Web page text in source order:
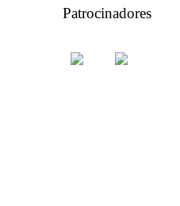
Patrocinadores